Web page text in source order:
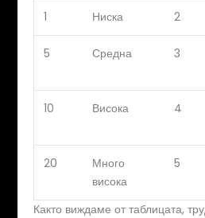
1 Ниска 2
5 Средна 3
10 Висока 4
20
Много
висока
5
Както виждаме от таблицата,